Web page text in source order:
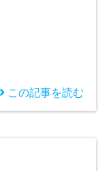
この記事を読む